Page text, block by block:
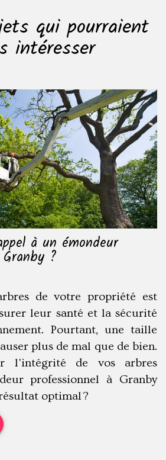
qui pourraient
intéresser
à un émondeur
?
de votre propriété est
leur santé et la sécurité
Pourtant, une taille
plus de mal que de bien.
l'intégrité de vos arbres
professionnel à Granby
optimal ?